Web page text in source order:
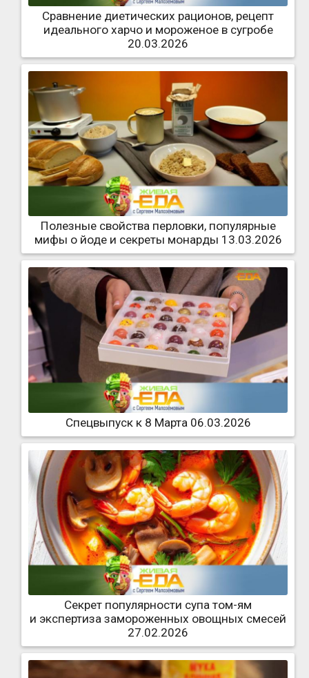
Сравнение диетических рационов, рецепт
идеального харчо и мороженое в сугробе
20.03.2026
Полезные свойства перловки, популярные
мифы о йоде и секреты монарды 13.03.2026
Спецвыпуск к 8 Марта 06.03.2026
Секрет популярности супа том-ям
и экспертиза замороженных овощных смесей
27.02.2026